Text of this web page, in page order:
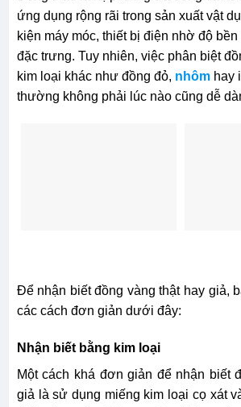
ứng dụng rộng rãi trong sản xuất vật
kiện máy móc, thiết bị điện nhờ độ
đặc trưng. Tuy nhiên, việc phân biệt
kim loại khác như đồng đỏ, nhômhay
thường không phải lúc nào cũng dễ
Để nhận biết đồng vàng thật hay giả,
các cách đơn giản dưới đây:
Nhận biết bằng kim loại
Một cách khá đơn giản để nhận biết
giả là sử dụng miếng kim loại cọ xát